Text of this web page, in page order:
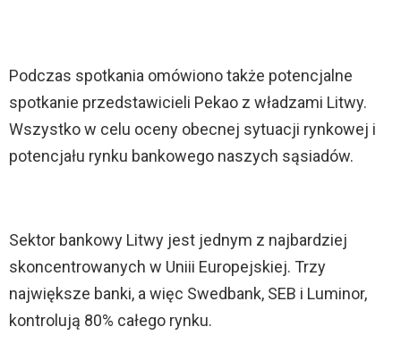
Podczas spotkania omówiono także potencjalne
spotkanie przedstawicieli Pekao z władzami Litwy.
Wszystko w celu oceny obecnej sytuacji rynkowej i
potencjału rynku bankowego naszych sąsiadów.
Sektor bankowy Litwy jest jednym z najbardziej
skoncentrowanych w Uniii Europejskiej. Trzy
największe banki, a więc Swedbank, SEB i Luminor,
kontrolują 80% całego rynku.